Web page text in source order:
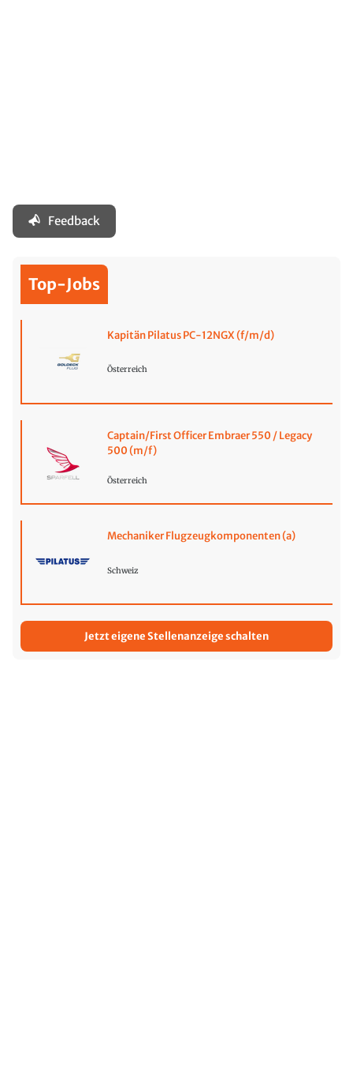
Feedback
Top-Jobs
Kapitän Pilatus PC-12NGX (f/m/d)
Österreich
Captain/First Officer Embraer 550 / Legacy
500 (m/f)
Österreich
Mechaniker Flugzeugkomponenten (a)
Schweiz
Jetzt eigene Stellenanzeige schalten